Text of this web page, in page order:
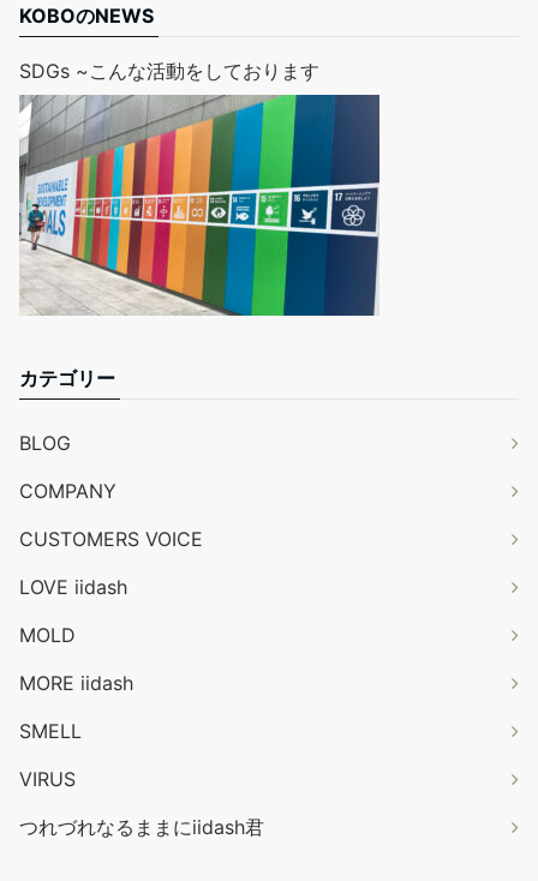
KOBOのNEWS
SDGs ~こんな活動をしております
カテゴリー
BLOG
COMPANY
CUSTOMERS VOICE
LOVE iidash
MOLD
MORE iidash
SMELL
VIRUS
つれづれなるままにiidash君